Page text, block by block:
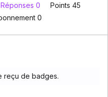
Réponses 0
Points 45
0
reçu de badges.